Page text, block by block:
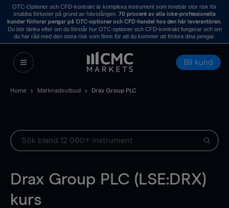
OTC-Optioner och CFD-kontrakt är komplexa instrument som innebär stor risk för
snabba förluster på grund av hävstången. 70 procent av alla icke-professionella
kunder förlorar pengar på OTC-optioner och CFD-handel hos den här leverantören.
Du bör tänka efter om du förstår hur OTC-optioner och CFD-kontrakt fungerar och om
du har råd med den stora risk som finns för att du kommer att förlora dina pengar.
Bli kund
Home Marknadsutbud Drax Group PLC
Drax Group PLC (LSE:DRX)
kurs